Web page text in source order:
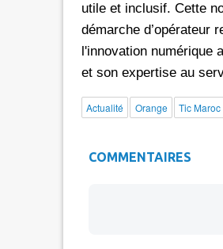
utile et inclusif. Cette
démarche d’opérateur
l'innovation numérique
et son expertise au
Actualité Orange Tic Maroc
COMMENTAIRES